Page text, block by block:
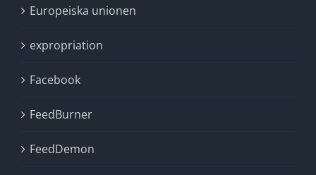
Europeiska unionen
expropriation
Facebook
FeedBurner
FeedDemon